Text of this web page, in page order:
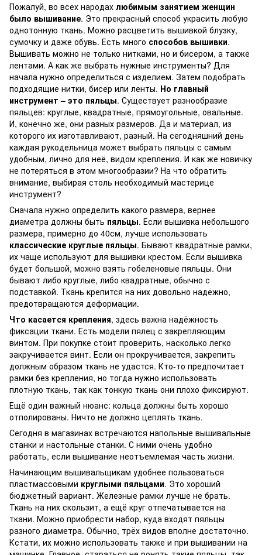
Пожалуй, во всех народах любимым занятием женщин
было вышивание. Это прекрасный способ украсить любую
однотонную ткань. Можно расцветить вышивкой блузку,
сумочку и даже обувь. Есть много способов вышивки.
Вышивать можно не только нитками, но и бисером, а также
лентами. А как же выбрать нужные инструменты? Для
начала нужно определиться с изделием. Затем подобрать
подходящие нитки, бисер или ленты. Но главный
инструмент – это пяльцы. Существует разнообразие
пяльцев: круглые, квадратные, прямоугольные, овальные.
И, конечно же, они разных размеров. Да и материал, из
которого их изготавливают, разный. На сегодняшний день
каждая рукодельница может выбрать пяльцы с самым
удобным, лично для неё, видом крепления. И как же новичку
не потеряться в этом многообразии? На что обратить
внимание, выбирая столь необходимый мастерице
инструмент?
Сначала нужно определить какого размера, вернее
диаметра должны быть пяльцы. Если вышивка небольшого
размера, примерно до 40см, лучше использовать
классические круглые пяльцы. Бывают квадратные рамки,
их чаще используют для вышивки крестом. Если вышивка
будет большой, можно взять гобеленовые пяльцы. Они
бывают либо круглые, либо квадратные, обычно с
подставкой. Ткань крепится на них довольно надёжно,
предотвращаются деформации.
Что касается крепления, здесь важна надёжность
фиксации ткани. Есть модели пялец с закрепляющим
винтом. При покупке стоит проверить, насколько легко
закручивается винт. Если он прокручивается, закрепить
должным образом ткань не удастся. Кто-то предпочитает
рамки без крепления, но тогда нужно использовать
плотную ткань, так как тонкую ткань они плохо фиксируют.
Ещё один важный нюанс: кольца должны быть хорошо
отполированы. Ничто не должно цеплять ткань.
Сегодня в магазинах встречаются напольные вышивальные
станки и настольные станки. С ними очень удобно
работать, если вышивание неотъемлемая часть жизни.
Начинающим вышивальщикам удобнее пользоваться
пластмассовыми круглыми пяльцами. Это хороший
бюджетный вариант. Железные рамки лучше не брать.
Ткань на них скользит, а ещё круг отпечатывается на
ткани. Можно приобрести набор, куда входят пяльцы
разного диаметра. Обычно, трёх видов вполне достаточно.
Кстати, их можно использовать также и при вышивании на